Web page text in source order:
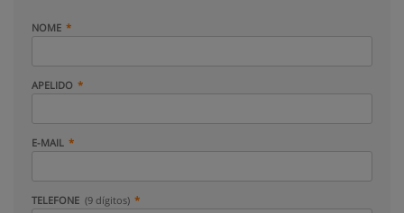
NOME
APELIDO
E-MAIL
TELEFONE (9 dígitos)